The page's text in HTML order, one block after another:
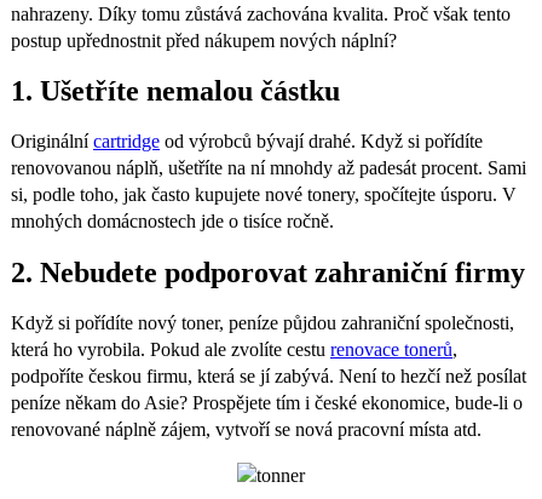
nahrazeny. Díky tomu zůstává zachována kvalita. Proč však tento
postup upřednostnit před nákupem nových náplní?
1. Ušetříte nemalou částku
Originálnícartridge od výrobců bývají drahé. Když si pořídíte
renovovanou náplň, ušetříte na ní mnohdy až padesát procent. Sami
si, podle toho, jak často kupujete nové tonery, spočítejte úsporu. V
mnohých domácnostech jde o tisíce ročně.
2. Nebudete podporovat zahraniční firmy
Když si pořídíte nový toner, peníze půjdou zahraniční společnosti,
která ho vyrobila. Pokud ale zvolíte cestu renovace tonerů,
podpoříte českou firmu, která se jí zabývá. Není to hezčí než posílat
peníze někam do Asie? Prospějete tím i české ekonomice, bude-li o
renovované náplně zájem, vytvoří se nová pracovní místa atd.